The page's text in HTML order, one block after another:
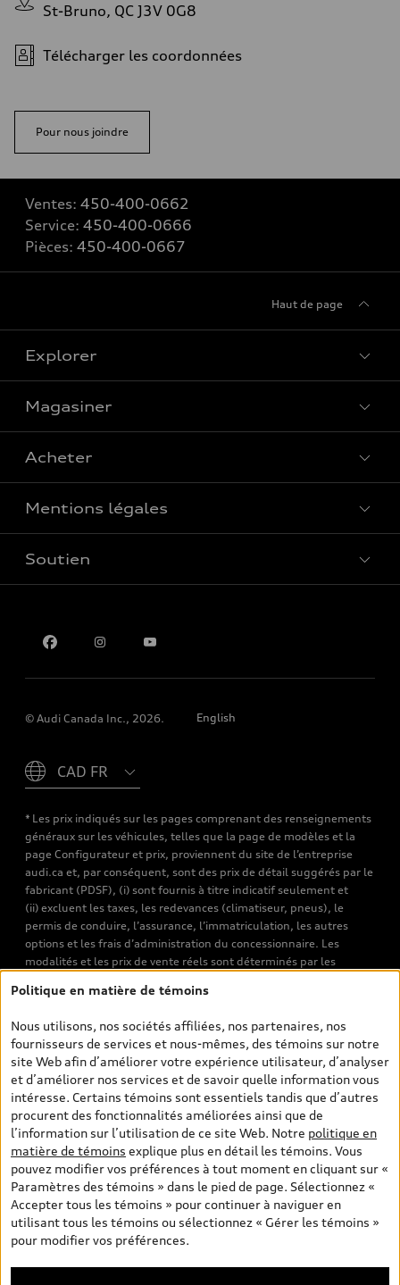
St-Bruno, QC J3V 0G8
Télécharger les coordonnées
Pour nous joindre
Ventes: 450-400-0662
Service: 450-400-0666
Pièces: 450-400-0667
Haut de page
Explorer
Magasiner
Acheter
Mentions légales
Soutien
© Audi Canada Inc., 2026. English
* Les prix indiqués sur les pages comprenant des renseignements
généraux sur les véhicules, telles que la page de modèles et la
page Configurateur et prix, proviennent du site de l’entreprise
audi.ca et, par conséquent, sont des prix de détail suggérés par le
fabricant (PDSF), (i) sont fournis à titre indicatif seulement et
(ii) excluent les taxes, les redevances (climatiseur, pneus), le
permis de conduire, l’assurance, l’immatriculation, les autres
options et les frais d’administration du concessionnaire. Les
modalités et les prix de vente réels sont déterminés par les
véhicules neufs et d’occasion sont les prix de vente établis par les
de transport et d’inspection de prélivraison, les taxes
environnementales (pour les véhicules neufs) et les frais
d’administration des concessionnaires. Toutefois, les taxes de
vente sont exclues. Veuillez noter que les prix de l’estimateur de
versements sont des PDSF s’il a été consulté au moyen de l’onglet
Configurateur et prix (à titre indicatif). Toutefois, s’il a été
consulté à partir des pages de recherche de véhicules neufs et
d’occasion, les prix indiqués sont des prix de vente (prix de vente
réels). Sur les pages de renseignements généraux sur les
véhicules, les modèles sont montrés à titre indicatif seulement,
avec des caractéristiques qui peuvent ne pas être offertes sur les
modèles canadiens. Malgré les efforts déployés pour assurer
l’exactitude de ces renseignements, des erreurs peuvent survenir
et la disponibilité peut changer; veuillez donc visiter votre
Politique en matière de témoins
Nous utilisons, nos sociétés affiliées, nos partenaires, nos
fournisseurs de services et nous-mêmes, des témoins sur notre
site Web afin d’améliorer votre expérience utilisateur, d’analyser
et d’améliorer nos services et de savoir quelle information vous
intéresse. Certains témoins sont essentiels tandis que d’autres
procurent des fonctionnalités améliorées ainsi que de
l’information sur l’utilisation de ce site Web. Notre politique en
matière de témoins explique plus en détail les témoins. Vous
pouvez modifier vos préférences à tout moment en cliquant sur «
Paramètres des témoins » dans le pied de page. Sélectionnez «
Accepter tous les témoins » pour continuer à naviguer en
utilisant tous les témoins ou sélectionnez « Gérer les témoins »
pour modifier vos préférences.